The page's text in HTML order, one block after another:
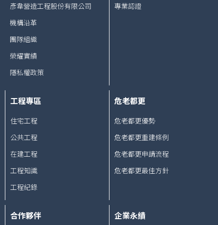
彥韋營造工程股份有限公司
機構沿革
團隊組織
榮耀實績
隱私權政策
專業認證
工程專區
住宅工程
公共工程
在建工程
工程知識
工程紀錄
危老都更
危老都更優勢
危老都更重建條例
危老都更申請流程
危老都更最佳方針
合作夥伴 企業永績